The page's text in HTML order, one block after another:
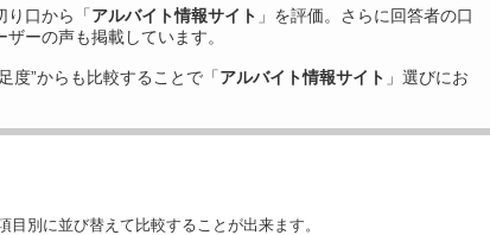
り口から「アルバイト情報サイト 」を評価。さらに回答者の口
ーの声も掲載しています。
度”からも比較することで「アルバイト情報サイト 」選びにお
別に並び替えて比較することが出来ます。